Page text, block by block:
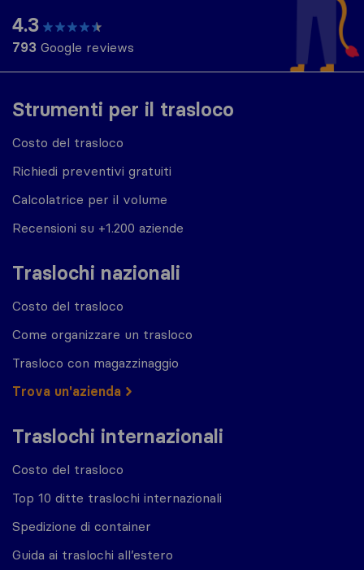
Strumenti per il trasloco
Costo del trasloco
Richiedi preventivi gratuiti
Calcolatrice per il volume
Recensioni su +1.200 aziende
Traslochi nazionali
Costo del trasloco
Come organizzare un trasloco
Trasloco con magazzinaggio
Trova un'azienda
Traslochi internazionali
Costo del trasloco
Top 10 ditte traslochi internazionali
Spedizione di container
Guida ai traslochi all’estero
4.3
793 Google reviews